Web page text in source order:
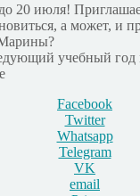
20 июля!
а может, и
Марины?
учебный
Facebook
Twitter
Whatsapp
Telegram
VK
email